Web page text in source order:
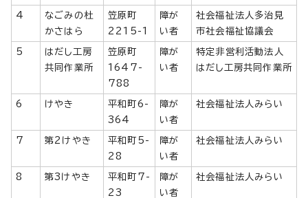
4
なごみの杜
かさはら
笠原町
2215-1
障が
い者
社会福祉法人多治見
市社会福祉協議会
5
はだし工房
共同作業所
笠原町
1647-
788
障が
い者
特定非営利活動法人
はだし工房共同作業所
6 けやき
平和町6-
364
障が
い者
社会福祉法人みらい
7 第2けやき
平和町5-
28
障が
い者
社会福祉法人みらい
8 第3けやき
平和町7-
23
障が
い者
社会福祉法人みらい